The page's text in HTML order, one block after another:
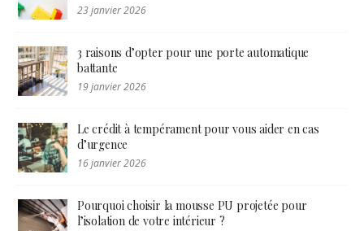
23 janvier 2026
3 raisons d’opter pour une porte automatique
battante
19 janvier 2026
Le crédit à tempérament pour vous aider en cas
d’urgence
16 janvier 2026
Pourquoi choisir la mousse PU projetée pour
l’isolation de votre intérieur ?